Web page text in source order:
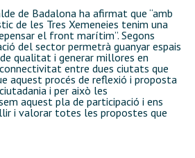
de Badalona ha afirmat que “amb
de les Tres Xemeneies tenim una
el front marítim”. Segons
del sector permetrà guanyar espais
qualitat i generar millores en
entre dues ciutats que
aquest procés de reflexió i proposta
i per això les
aquest pla de participació i ens
i valorar totes les propostes que